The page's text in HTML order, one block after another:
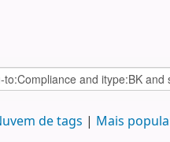
de tags Mais